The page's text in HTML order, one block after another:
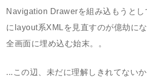
Navigation Drawerを組み込もうとし
にlayout系XMLを見直すのが億劫に
全画面に埋め込む始末。。
...この辺、未だに理解しきれてないか